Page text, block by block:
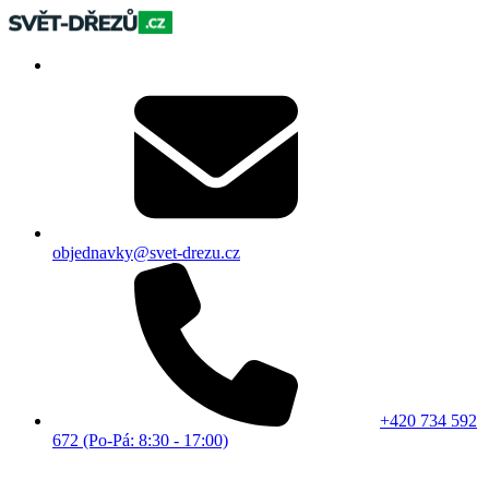
objednavky@svet-drezu.cz
+420 734 592
672 (Po-Pá: 8:30 - 17:00)